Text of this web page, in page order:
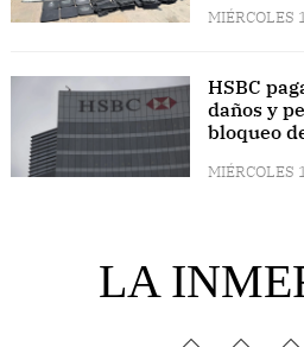
MIÉRCOLES
HSBC
daños y
bloqueo
MIÉRCOLES
LA